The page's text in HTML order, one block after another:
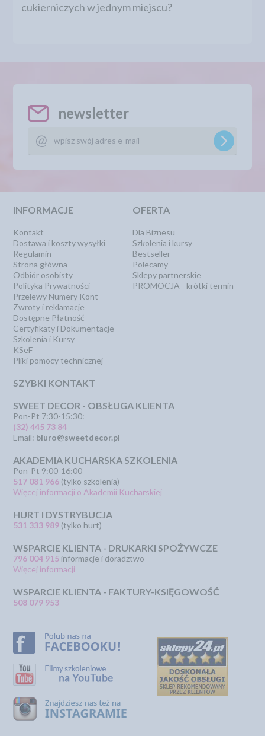
cukierniczych w jednym miejscu?
newsletter
INFORMACJE
Kontakt
Dostawa i koszty wysyłki
Regulamin
Strona główna
Odbiór osobisty
Polityka Prywatności
Przelewy Numery Kont
Zwroty i reklamacje
Dostępne Płatność
Certyfikaty i Dokumentacje
Szkolenia i Kursy
KSeF
Pliki pomocy technicznej
OFERTA
Dla Biznesu
Szkolenia i kursy
Bestseller
Polecamy
Sklepy partnerskie
PROMOCJA - krótki termin
SZYBKI KONTAKT
SWEET DECOR - OBSŁUGA KLIENTA
Pon-Pt 7:30-15:30:
(32) 445 73 84
Email: biuro@sweetdecor.pl
AKADEMIA KUCHARSKA SZKOLENIA
Pon-Pt 9:00-16:00
517 081 966 (tylko szkolenia)
Więcej informacji o Akademii Kucharskiej
HURT I DYSTRYBUCJA
531 333 989 (tylko hurt)
WSPARCIE KLIENTA - DRUKARKI SPOŻYWCZE
796 004 915 informacje i doradztwo
Więcej informacji
WSPARCIE KLIENTA - FAKTURY-KSIĘGOWOŚĆ
508 079 953